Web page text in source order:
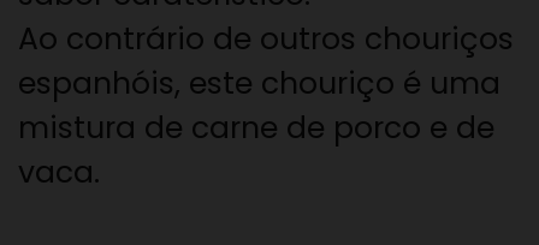
Ao contrário de outros chouriços
espanhóis, este chouriço é uma
mistura de carne de porco e de
vaca.